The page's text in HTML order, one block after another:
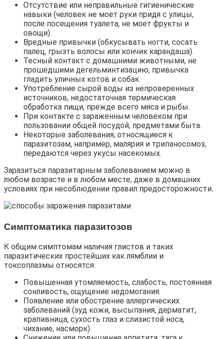
Отсутствие или неправильные гигиенические
навыки (человек не моет руки придя с улицы,
после посещения туалета, не моет фрукты и
овощи).
Вредные привычки (обкусывать ногти, сосать
палец, грызть волосы или кончик карандаша).
Тесный контакт с домашними животными, не
прошедшими дегельминтизацию, привычка
гладить уличных котов и собак.
Употребление сырой воды из непроверенных
источников, недостаточная термическая
обработка пищи, прежде всего мяса и рыбы.
При контакте с зараженным человеком при
пользовании общей посудой, предметами быта.
Некоторые заболевания, относящиеся к
паразитозам, например, малярия и трипаносомоз,
передаются через укусы насекомых.
Заразиться паразитарным заболеванием можно в
любом возрасте и в любом месте, даже в домашних
условиях при несоблюдении правил предосторожности.
Симптоматика паразитозов
К общим симптомам наличия глистов и таких
паразитических простейших как лямблии и
токсоплазмы относятся:
Повышенная утомляемость, слабость, постоянная
сонливость, ощущение недомогания.
Появление или обострение аллергических
заболеваний (зуд кожи, высыпания, дерматит,
крапивница, сухость глаз и слизистой носа,
чихание, насморк).